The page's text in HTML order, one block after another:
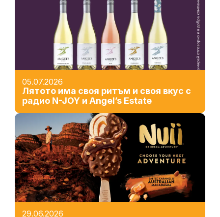
05.07.2026
Лятото има своя ритъм и своя вкус с
радио N-JOY и Angel’s Estate
29.06.2026